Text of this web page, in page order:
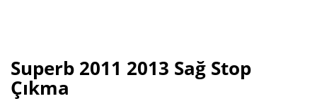
Superb 2011 2013 Sağ Stop
Çıkma